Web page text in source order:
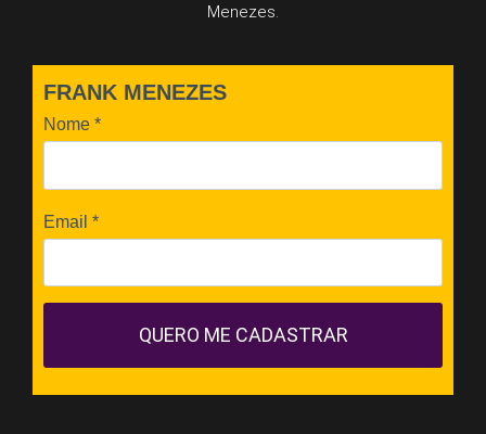
Menezes.
FRANK MENEZES
Nome *
Email *
QUERO ME CADASTRAR